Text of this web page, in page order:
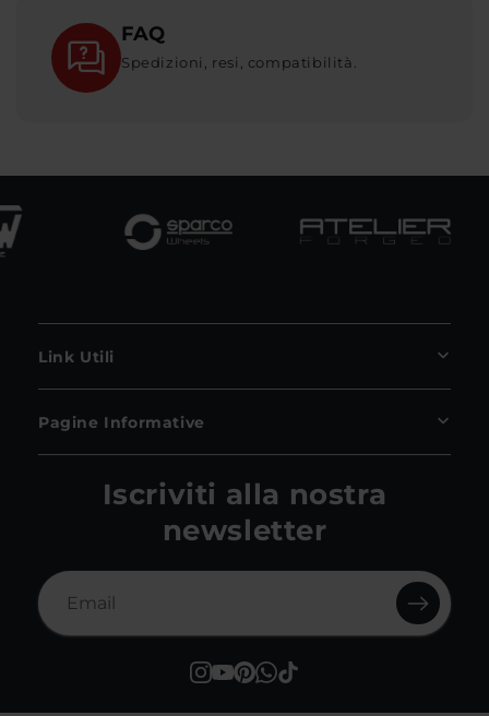
FAQ
Spedizioni, resi, compatibilità.
Link Utili
Pagine Informative
Iscriviti alla nostra
newsletter